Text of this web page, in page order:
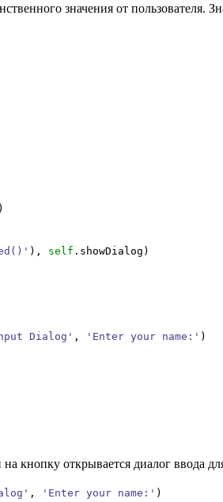
значения от
)
) , self . showDialog )
Dialog' , 'Enter your name:' )
кнопку открывается диалог ввода
, 'Enter your name:' )